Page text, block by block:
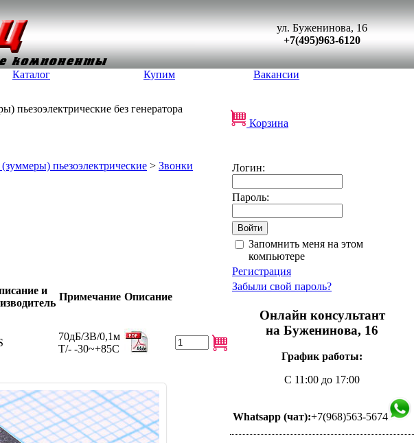
ул. Буженинова, 16
+7(495)963-6120
Каталог Купим Вакансии
без генератора
Корзина
пьезоэлектрические > Звонки
и
Примечание Описание
70дБ/3В/0,1м
T/- -30~+85C
Логин:
Пароль:
Запомнить меня на этом
компьютере
Регистрация
Забыли свой пароль?
Онлайн консультант
на Буженинова, 16
График работы:
С 11:00 до 17:00
Whatsapp (чат):+7(968)563-5674